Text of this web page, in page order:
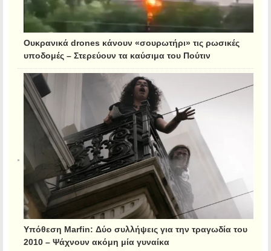
Ουκρανικά drones κάνουν «σουρωτήρι» τις ρωσικές
υποδομές – Στερεύουν τα καύσιμα του Πούτιν
Υπόθεση Marfin: Δύο συλλήψεις για την τραγωδία του
2010 – Ψάχνουν ακόμη μία γυναίκα